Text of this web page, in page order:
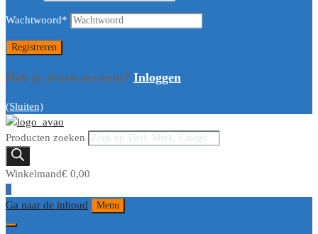
Wachtwoord*
Heb je al een account? Inloggen
(Sluiten)
Producten zoeken
Winkelmand€ 0,00
0
Ga naar de inhoud
Menu